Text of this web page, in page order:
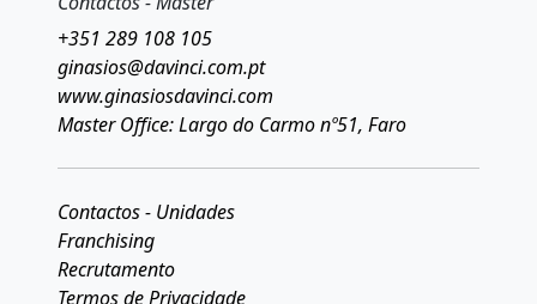
+351 289 108 105
ginasios@davinci.com.pt
www.ginasiosdavinci.com
Master Office: Largo do Carmo nº51, Faro
Contactos - Unidades
Franchising
Recrutamento
Termos de Privacidade